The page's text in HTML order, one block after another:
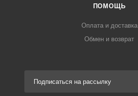
ПОМОЩЬ
Оплата и доставка
Обмен и возврат
Подписаться на рассылку